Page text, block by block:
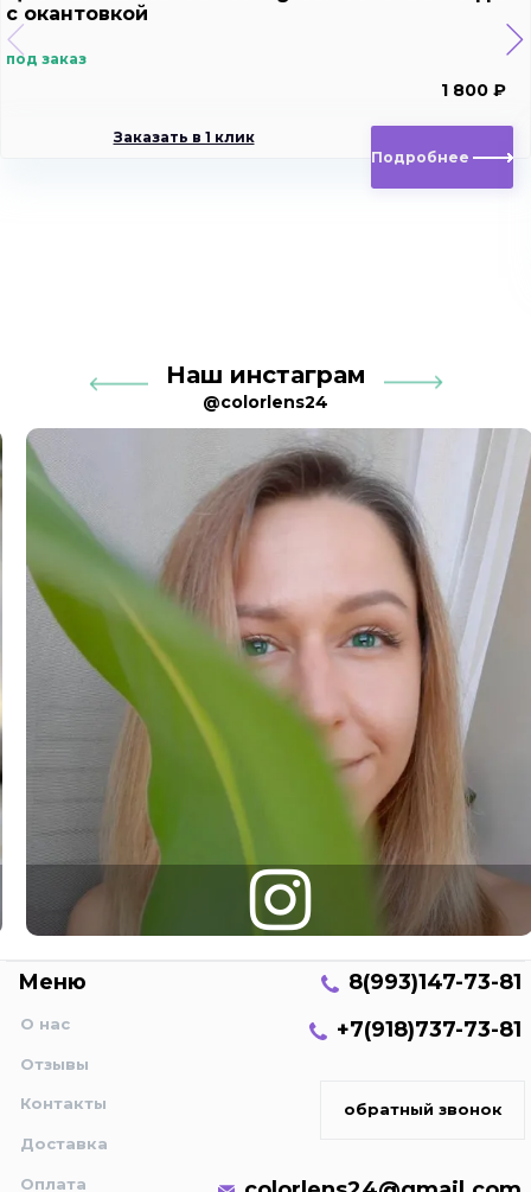
с окантовкой
под заказ
1 800 ₽
Заказать в 1 клик
Подробнее
Наш инстаграм
@colorlens24
Меню
О нас
Отзывы
Контакты
Доставка
Оплата
8(993)147-73-81
+7(918)737-73-81
обратный звонок